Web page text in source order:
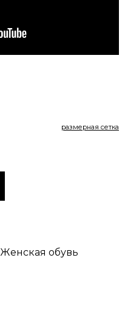
размерная сетка
Женская обувь